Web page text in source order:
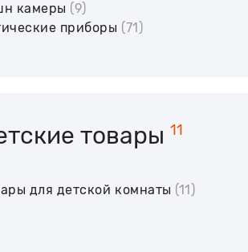
камеры (9)
приборы (71)
товары 11
для детской комнаты (11)